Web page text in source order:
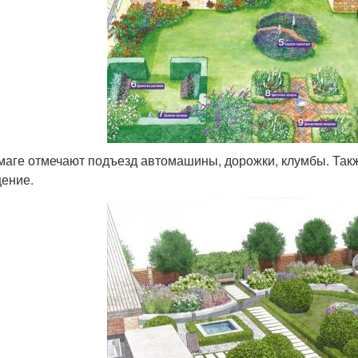
отмечают подъезд автомашины, дорожки, клумбы.